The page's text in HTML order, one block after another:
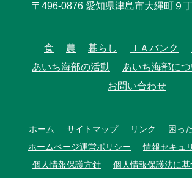
〒496-0876 愛知県津島市大縄町９
食 農 暮らし ＪＡバンク
あいち海部の活動
あいち海部につ
お問い合わせ
ホーム サイトマップ リンク
困っ
ホームページ運営ポリシー
情報セキュ
個人情報保護方針
個人情報保護法に